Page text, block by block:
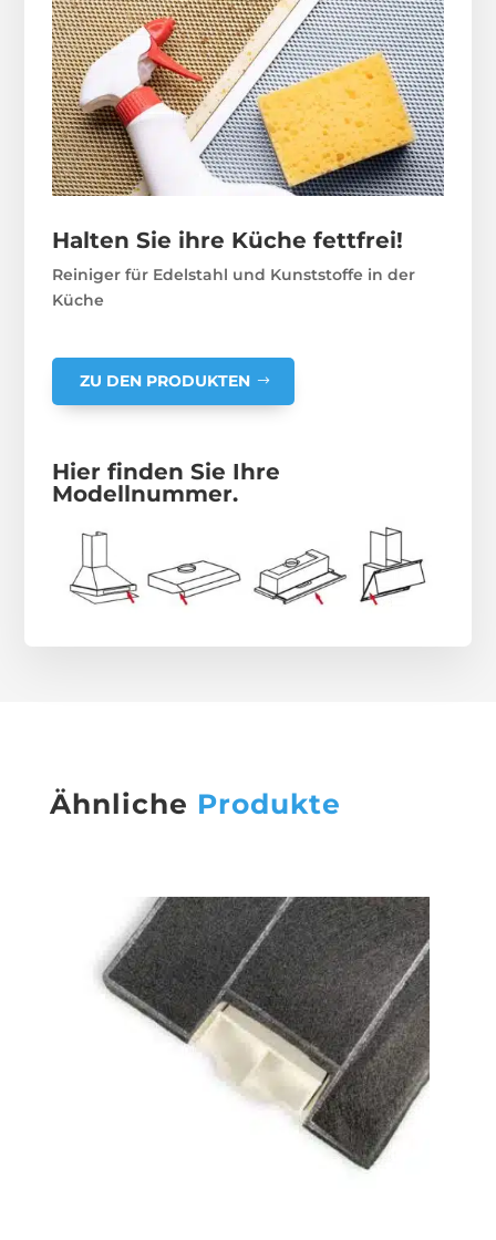
Halten Sie ihre Küche fettfrei!
Reiniger für Edelstahl und Kunststoffe in der
Küche
ZU DEN PRODUKTEN
Hier finden Sie Ihre
Modellnummer.
Ähnliche Produkte